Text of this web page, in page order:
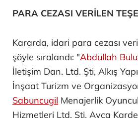
PARA CEZASI VERİLEN
Kararda, idari para cezası
şöyle sıralandı: "Abdullah
İletişim Dan. Ltd. Şti, Alkış
İnşaat Turizm ve
Sabuncugil Menajerlik
Hizmetleri Ltd. Şti, Ayça